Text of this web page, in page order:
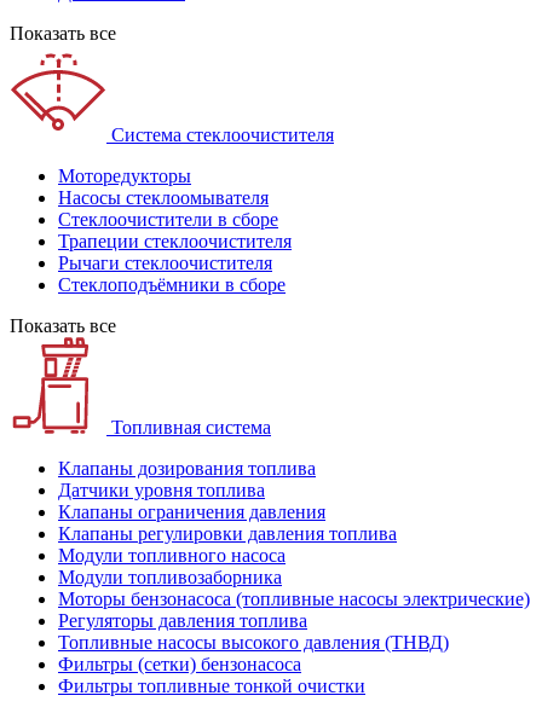
Показать все
Система стеклоочистителя
Моторедукторы
Насосы стеклоомывателя
Стеклоочистители в сборе
Трапеции стеклоочистителя
Рычаги стеклоочистителя
Стеклоподъёмники в сборе
Показать все
Топливная система
Клапаны дозирования топлива
Датчики уровня топлива
Клапаны ограничения давления
Клапаны регулировки давления топлива
Модули топливного насоса
Модули топливозаборника
Моторы бензонасоса (топливные насосы электрические)
Регуляторы давления топлива
Топливные насосы высокого давления (ТНВД)
Фильтры (сетки) бензонасоса
Фильтры топливные тонкой очистки